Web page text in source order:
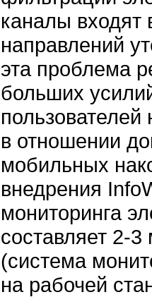
каналы входят
направлений
эта проблема
больших
в отношении
мобильных
внедрения
мониторинга
составляет 2-3
(система
на рабочей